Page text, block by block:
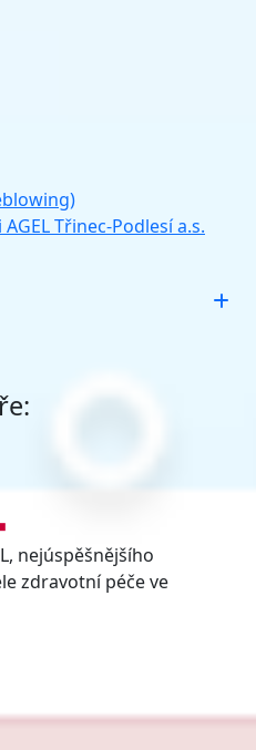
Třinec-Podlesí a.s.
nejúspěšnějšího
zdravotní péče ve